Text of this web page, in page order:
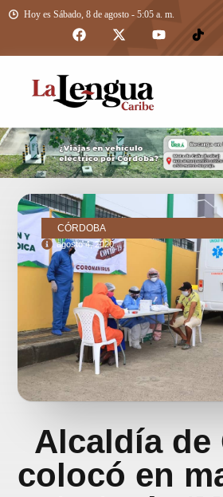
Hoy es Sábado, 8 de agosto - 5:05 a. m.
CÓRDOBA
agosto 4, 2020
Alcaldía de
colocó en